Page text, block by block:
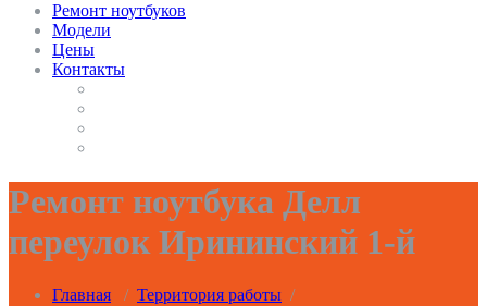
Ремонт ноутбуков
Модели
Цены
Контакты
Ремонт ноутбука Делл
переулок Ирининский 1-й
Главная / Территория работы /